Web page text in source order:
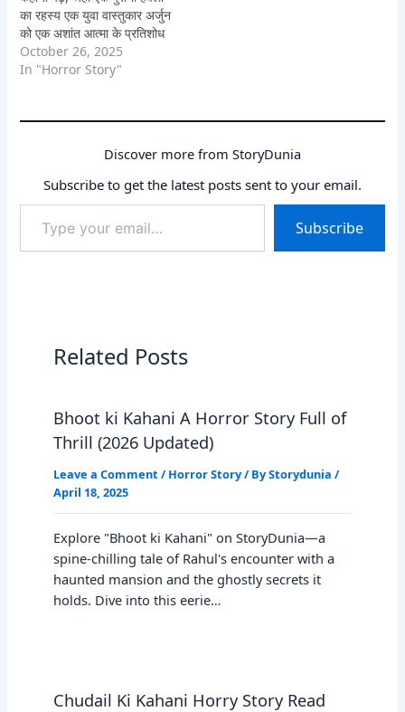
का रहस्य एक युवा वास्तुकार अर्जुन
को एक अशांत आत्मा के प्रतिशोध
और काले जादू के अंधेरे में धकेल
देता है। क्या वह लावण्या की आत्मा
October 26, 2025
In "Horror Story"
Discover more from StoryDunia
Subscribe to get the latest posts sent to your email.
your
email…
Subscribe
Related Posts
Bhoot ki Kahani A Horror Story Full of
Thrill (2026 Updated)
Leave a Comment / Horror Story/ ByStorydunia /
April 18, 2025
Explore "Bhoot ki Kahani" on StoryDunia—a
spine-chilling tale of Rahul's encounter with a
haunted mansion and the ghostly secrets it
holds. Dive into this eerie…
Chudail Ki Kahani Horry Story Read